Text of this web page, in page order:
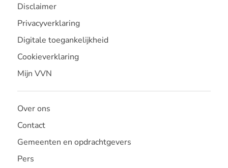
Disclaimer
Privacyverklaring
Digitale toegankelijkheid
Cookieverklaring
Mijn VVN
Over ons
Contact
Gemeenten en opdrachtgevers
Pers